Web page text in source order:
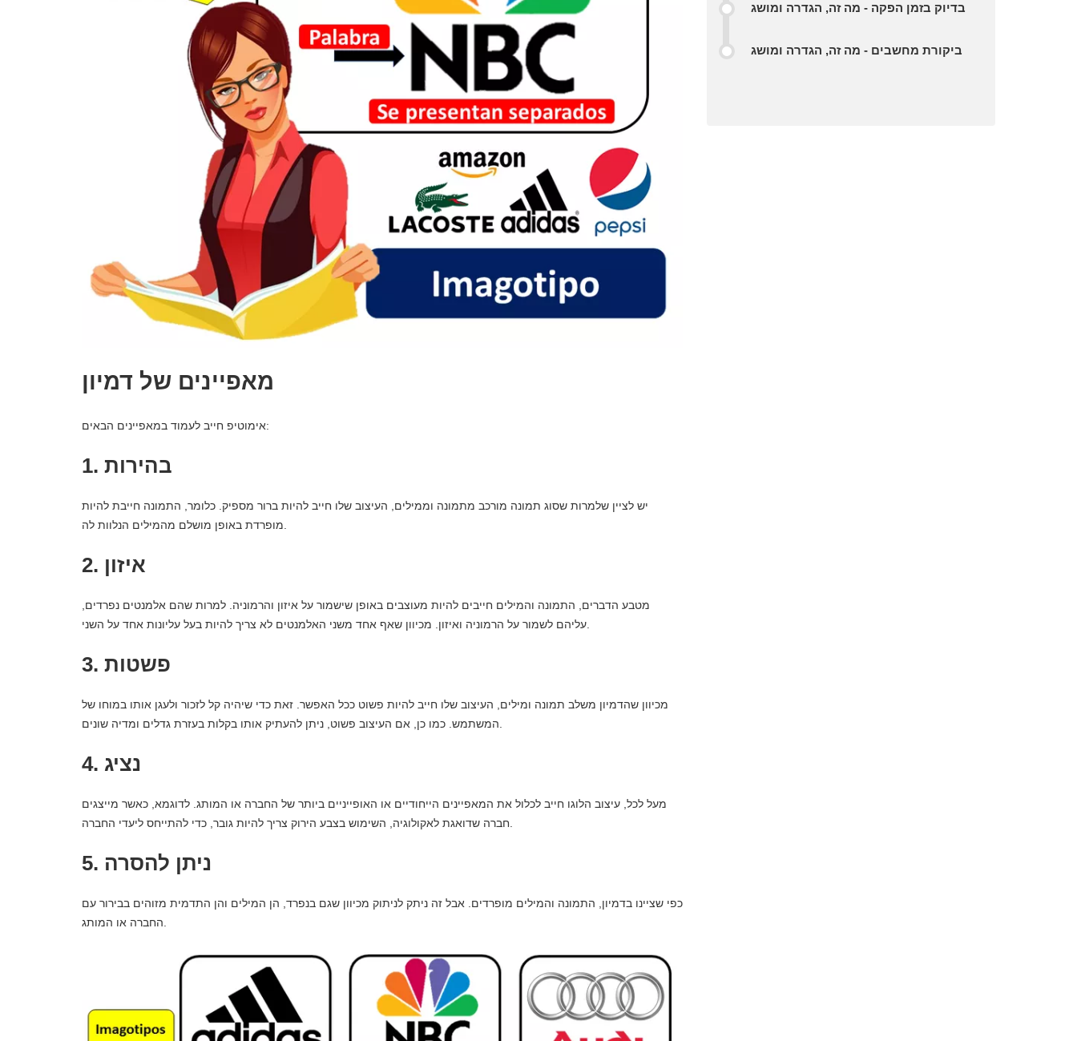
מאפיינים של דמיון
אימוטיפ חייב לעמוד במאפיינים הבאים:
1. בהירות
יש לציין שלמרות שסוג תמונה מורכב מתמונה וממילים, העיצוב שלו חייב להיות ברור מספיק. כלומר, התמונה חייבת להיות
2. איזון
מטבע הדברים, התמונה והמילים חייבים להיות מעוצבים באופן שישמור על איזון והרמוניה. למרות שהם אלמנטים נפרדים,
3. פשטות
מכיוון שהדמיון משלב תמונה ומילים, העיצוב שלו חייב להיות פשוט ככל האפשר. זאת כדי שיהיה קל לזכור ולעגן אותו במוחו של
4. נציג
מעל לכל, עיצוב הלוגו חייב לכלול את המאפיינים הייחודיים או האופייניים ביותר של החברה או המותג. לדוגמא, כאשר מייצגים
5. ניתן להסרה
כפי שציינו בדמיון, התמונה והמילים מופרדים. אבל זה ניתק לניתוק מכיוון שגם בנפרד, הן המילים והן התדמית מזוהים בבירור עם
בדיוק בזמן הפקה - מה זה, הגדרה ומושג
ביקורת מחשבים - מה זה, הגדרה ומושג